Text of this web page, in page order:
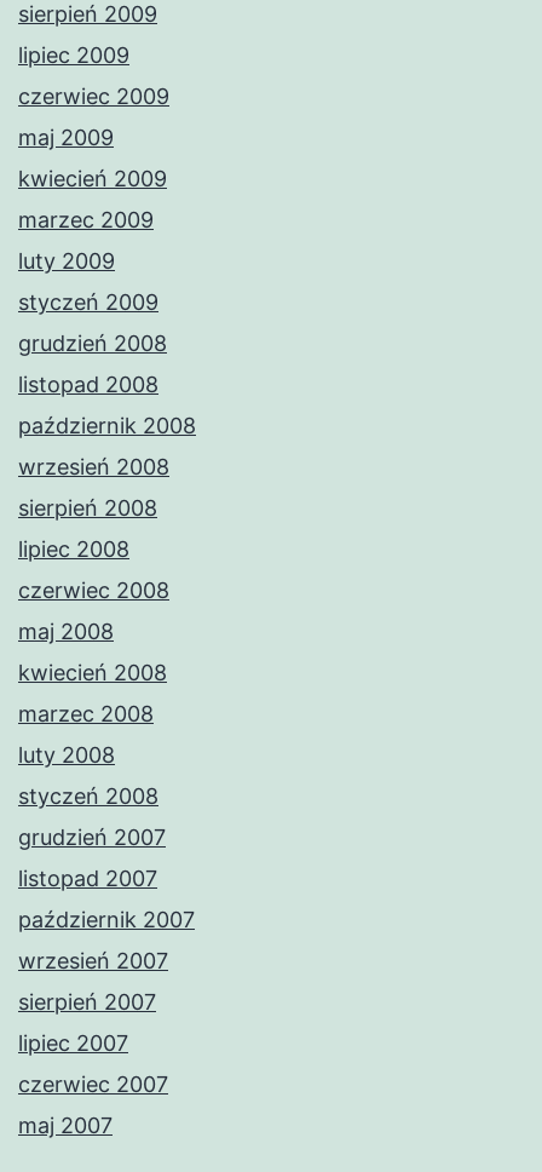
sierpień 2009
lipiec 2009
czerwiec 2009
maj 2009
kwiecień 2009
marzec 2009
luty 2009
styczeń 2009
grudzień 2008
listopad 2008
październik 2008
wrzesień 2008
sierpień 2008
lipiec 2008
czerwiec 2008
maj 2008
kwiecień 2008
marzec 2008
luty 2008
styczeń 2008
grudzień 2007
listopad 2007
październik 2007
wrzesień 2007
sierpień 2007
lipiec 2007
czerwiec 2007
maj 2007